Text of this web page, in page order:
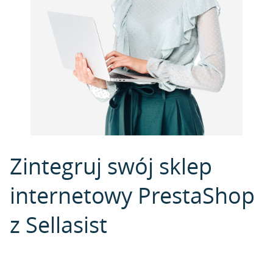
Zintegruj swój sklep
internetowy PrestaShop
z Sellasist